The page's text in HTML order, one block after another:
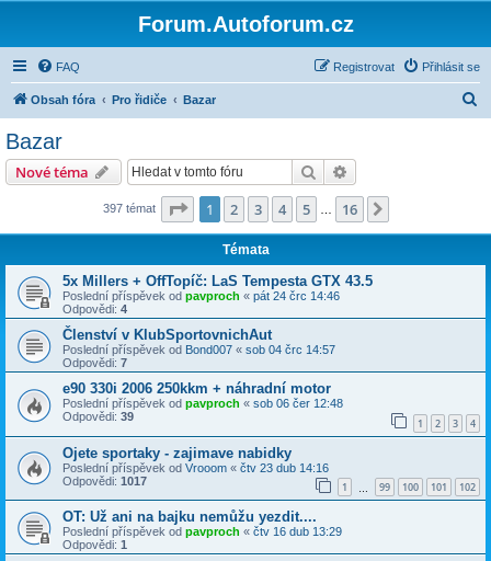
Forum.Autoforum.cz
FAQ Přihlásit se
Registrovat
Obsah fóra Pro řidiče Bazar
Bazar
Nové téma Hledat
397 témat Stránka z 16
1 2 3 4 5 16
Témata
5x Millers + OffTopíč: LaS Tempesta GTX 43.5
Poslední příspěvek od pavproch « pát 24 črc 14:46
Odpovědi: 4
Členství v KlubSportovnichAut
Poslední příspěvek od Bond007 « sob 04 črc 14:57
Odpovědi: 7
e90 330i 2006 250kkm + náhradní motor
Poslední příspěvek od pavproch « sob 06 čer 12:48
Odpovědi: 39 1 2 3 4
Ojete sportaky - zajimave nabidky
Poslední příspěvek od Vrooom « čtv 23 dub 14:16
Odpovědi: 1017 1 99 100 101 102
OT: Už ani na bajku nemůžu yezdit....
Poslední příspěvek od pavproch « čtv 16 dub 13:29
Odpovědi: 1